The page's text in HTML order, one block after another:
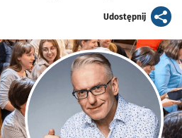
Udostępnijartykuł